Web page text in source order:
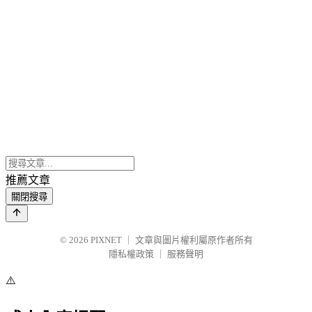
推薦文章
關閉搜尋
© 2026 PIXNET
文章與圖片權利屬原作者所有
隱私權政策
服務聲明
⚠️